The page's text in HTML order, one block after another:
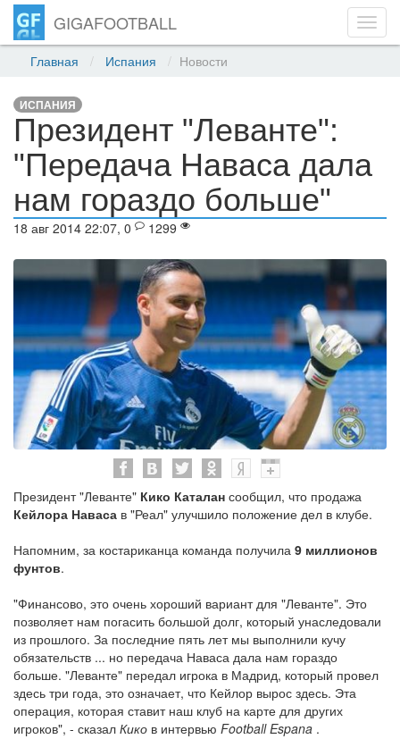
GIGAFOOTBALL
Главная Испания Новости
ИСПАНИЯ
Президент "Леванте":
"Передача Наваса дала
нам гораздо больше"
18 авг 2014 22:07, 0 1299
Президент "Леванте" Кико Каталан сообщил, что продажа
Кейлора Наваса в "Реал" улучшило положение дел в клубе.
Напомним, за костариканца команда получила 9 миллионов
фунтов.
"Финансово, это очень хороший вариант для "Леванте". Это
позволяет нам погасить большой долг, который унаследовали
из прошлого. За последние пять лет мы выполнили кучу
обязательств ... но передача Наваса дала нам гораздо
больше. "Леванте" передал игрока в Мадрид, который провел
здесь три года, это означает, что Кейлор вырос здесь. Эта
операция, которая ставит наш клуб на карте для других
игроков", - сказал Кико в интервью Football Espana .